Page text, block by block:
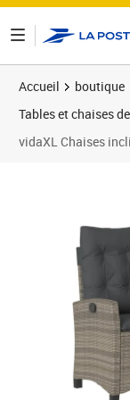
Accueil boutique
Tables et chaises
vidaXL Chaises